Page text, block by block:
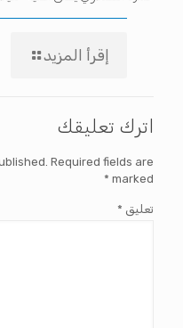
إقرأ المزيد
اترك تعليقك
Required fields are
marked
*
تعليق *